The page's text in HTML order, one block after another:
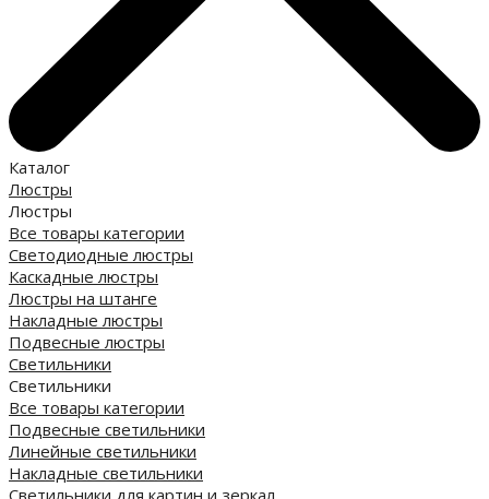
Каталог
Люстры
Люстры
Все товары категории
Светодиодные люстры
Каскадные люстры
Люстры на штанге
Накладные люстры
Подвесные люстры
Светильники
Светильники
Все товары категории
Подвесные светильники
Линейные светильники
Накладные светильники
Светильники для картин и зеркал